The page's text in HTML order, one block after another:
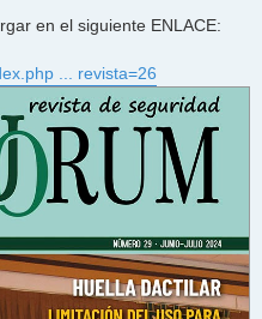
en el siguiente ENLACE:
... revista=26